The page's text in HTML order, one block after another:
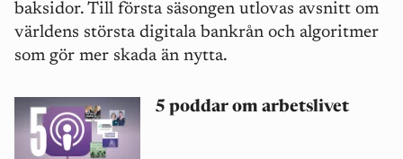
baksidor. Till första säsongen utlovas avsnitt om
världens största digitala bankrån och algoritmer
som gör mer skada än nytta.
5 poddar om arbetslivet